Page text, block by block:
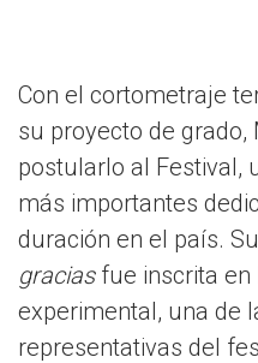
Con el cortometraje
su proyecto de grado,
postularlo al Festival,
más importantes
duración en el país.
graciasfue inscrita en
experimental, una de
representativas del